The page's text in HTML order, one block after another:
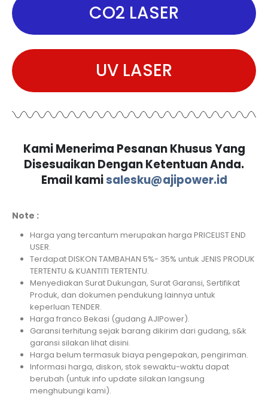
CO2 LASER
UV LASER
Kami Menerima Pesanan Khusus Yang
Disesuaikan Dengan Ketentuan Anda.
Email kamisalesku@ajipower.id
Note :
Harga yang tercantum merupakan harga PRICELIST END
USER.
Terdapat DISKON TAMBAHAN 5%- 35% untuk JENIS PRODUK
TERTENTU & KUANTITI TERTENTU.
Menyediakan Surat Dukungan, Surat Garansi, Sertifikat
Produk, dan dokumen pendukung lainnya untuk
keperluan TENDER.
Harga franco Bekasi (gudang AJIPower).
Garansi terhitung sejak barang dikirim dari gudang, s&k
garansi silakan lihat disini.
Harga belum termasuk biaya pengepakan, pengiriman.
Informasi harga, diskon, stok sewaktu-waktu dapat
berubah (untuk info update silakan langsung
menghubungi kami).